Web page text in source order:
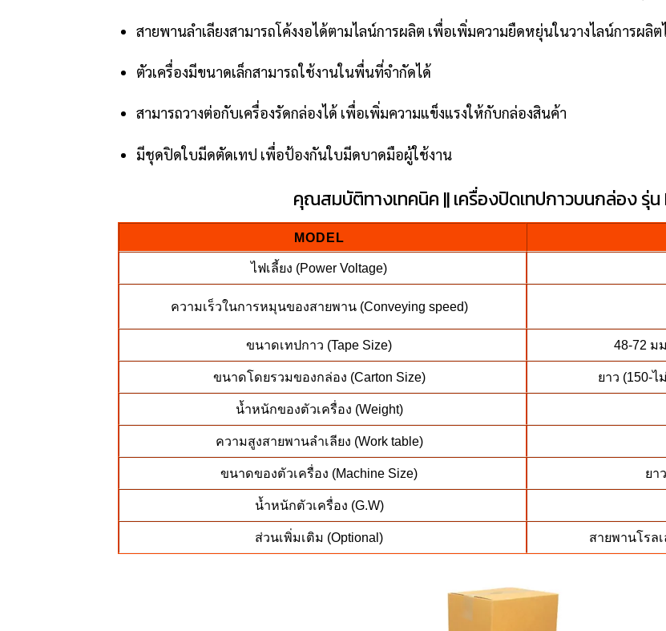
สายพานลำเลียงสามารถโค้งงอได้ตามไลน์การผลิต เพื่อเพิ่มความยืดหยุ่นในวางไลน์การผลิต
ตัวเครื่องมีขนาดเล็กสามารถใช้งานในพื่นที่จำกัดได้
สามารถวางต่อกับเครื่องรัดกล่องได้ เพื่อเพิ่มความแข็งแรงให้กับกล่องสินค้า
มีชุดปิดใบมีดตัดเทป เพื่อป้องกันใบมีดบาดมือผู้ใช้งาน
คุณสมบัติทางเทคนิค || เครื่องปิดเทปกาวบนกล่อง รุ่น
MODEL
ไฟเลี้ยง (Power Voltage)
ความเร็วในการหมุนของสายพาน (Conveying speed)
ขนาดเทปกาว (Tape Size) 48-72 ม
ขนาดโดยรวมของกล่อง (Carton Size) ยาว (150-ไ
น้ำหนักของตัวเครื่อง (Weight)
ความสูงสายพานลำเลียง (Work table)
ขนาดของตัวเครื่อง (Machine Size) ยา
น้ำหนักตัวเครื่อง (G.W)
ส่วนเพิ่มเติม (Optional) สายพานโรล